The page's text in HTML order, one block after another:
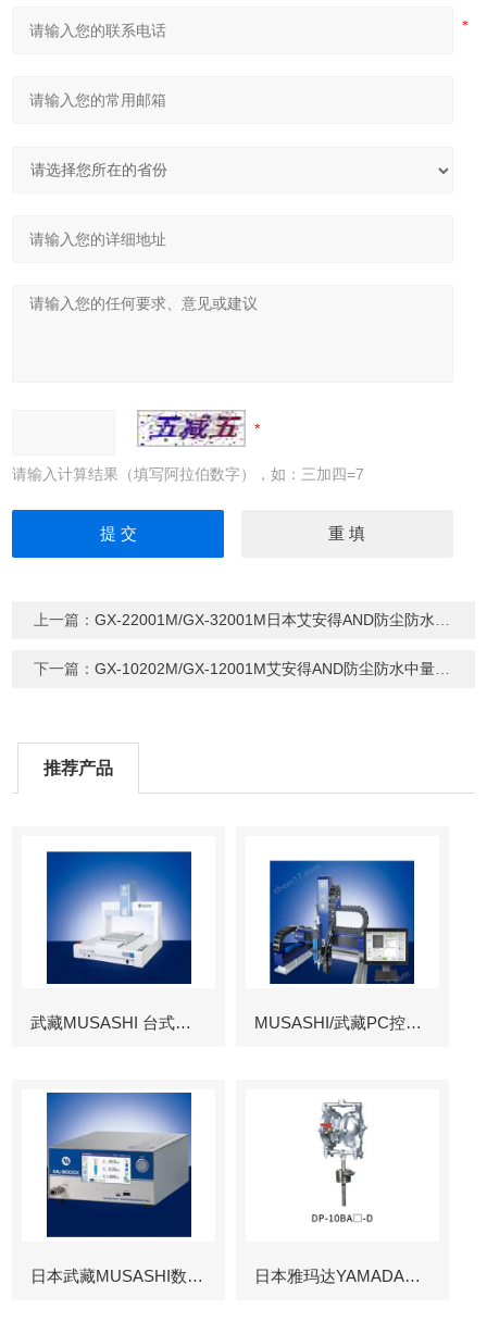
请输入计算结果（填写阿拉伯数字），如：三加四=7
上一篇：GX-22001M/GX-32001M日本艾安得AND防尘防水中量电子天平
下一篇：GX-10202M/GX-12001M艾安得AND防尘防水中量电子天平10202
推荐产品
武藏MUSASHI 台式涂布机械臂 MUSASHI/武藏PC控制图像识别机械臂
日本武藏MUSASHI数字控制点胶机 日本雅玛达YAMADA往复泵